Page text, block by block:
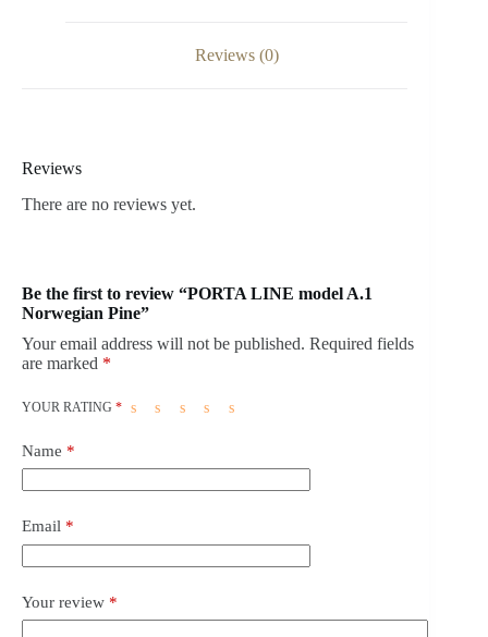
Reviews (0)
Reviews
There are no reviews yet.
Be the first to review “PORTA LINE model A.1
Norwegian Pine”
Your email address will not be published. Required fields
are marked *
YOUR RATING *
Name *
Email *
Your review *